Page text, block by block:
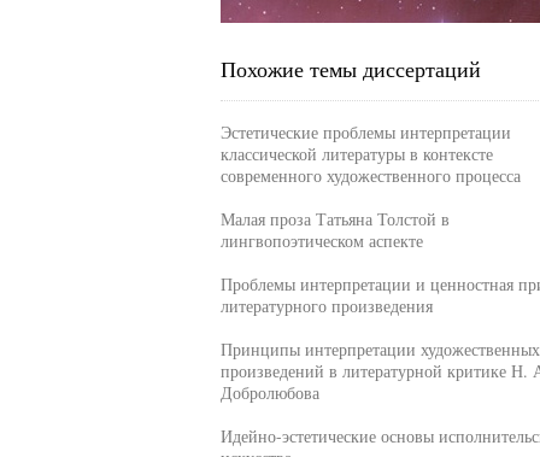
Похожие темы диссертаций
Эстетические проблемы интерпретации
классической литературы в контексте
современного художественного процесса
Малая проза Татьяна Толстой в
лингвопоэтическом аспекте
Проблемы интерпретации и ценностная
литературного произведения
Принципы интерпретации художественных
произведений в литературной критике Н.
Добролюбова
Идейно-эстетические основы